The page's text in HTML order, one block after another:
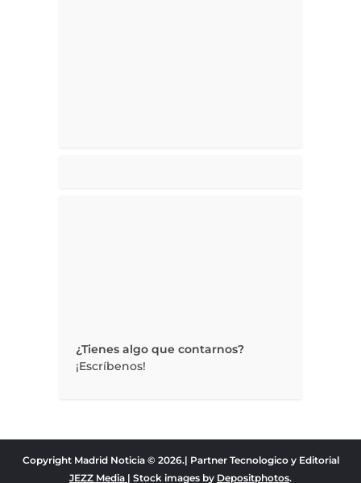
¿Tienes algo que contarnos?
¡Escríbenos!
Copyright Madrid Noticia © 2026.| Partner Tecnologico y Editorial
JEZZ Media | Stock images by Depositphotos.